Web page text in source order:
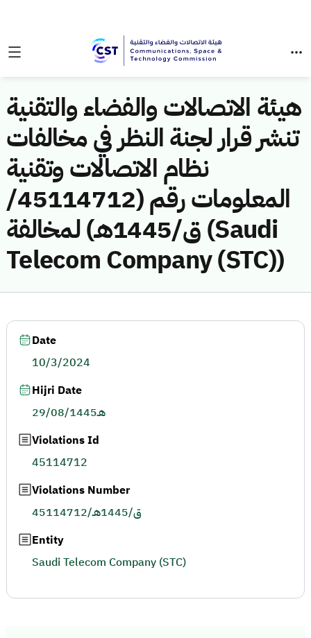
هيئة الاتصالات والفضاء والتقنية
تنشر قرار لجنة النظر في مخالفات
نظام الاتصالات وتقنية
المعلومات رقم (45114712/
ق/1445هـ) لمخالفة (Saudi
Telecom Company (STC))
Date
10/3/2024
Hijri Date
29/08/1445هـ
Violations Id
45114712
Violations Number
45114712/ق/1445هـ
Entity
Saudi Telecom Company (STC)